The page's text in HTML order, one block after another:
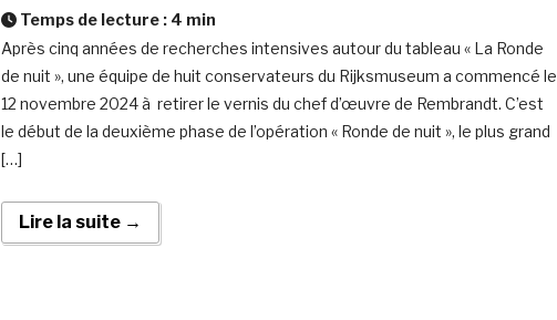
Temps de lecture : 4 min
Après cinq années de recherches intensives autour du tableau « La Ronde
de nuit », une équipe de huit conservateurs du Rijksmuseum a commencé le
12 novembre 2024 à retirer le vernis du chef d’œuvre de Rembrandt. C’est
le début de la deuxième phase de l’opération « Ronde de nuit », le plus grand
[…]
Lire la suite →